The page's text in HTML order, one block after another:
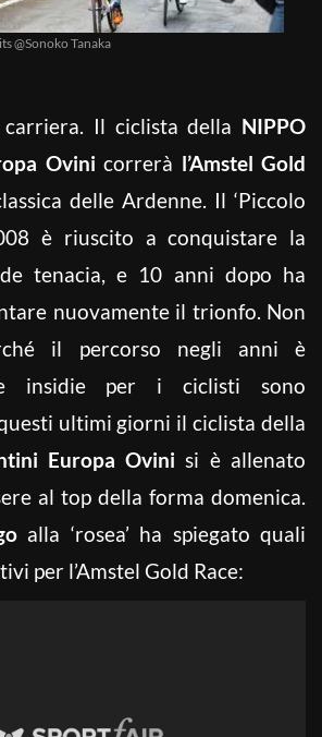
@Sonoko Tanaka
Il ciclista della NIPPO
Ovini correrà l’Amstel Gold
delle Ardenne. Il ‘Piccolo
è riuscito a conquistare la
tenacia, e 10 anni dopo ha
nuovamente il trionfo. Non
il percorso negli anni è
insidie per i ciclisti sono
ultimi giorni il ciclista della
Europa Ovini si è allenato
al top della forma domenica.
alla ‘rosea’ ha spiegato quali
per l’Amstel Gold Race: